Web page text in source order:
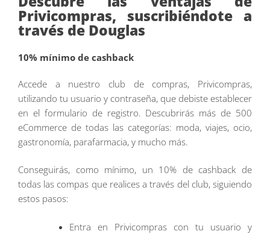
Privicompras, suscribiéndote a
través de Douglas
10% mínimo de cashback
Accede a nuestro club de compras, Privicompras,
utilizando tu usuario y contraseña, que debiste establecer
en el formulario de registro. Descubrirás más de 500
eCommerce de todas las categorías: moda, viajes, ocio,
gastronomía, parafarmacia, y mucho más.
Conseguirás, como mínimo, un 10% de cashback de
todas las compas que realices a través del club, siguiendo
estos pasos:
Entra en Privicompras con tu usuario y